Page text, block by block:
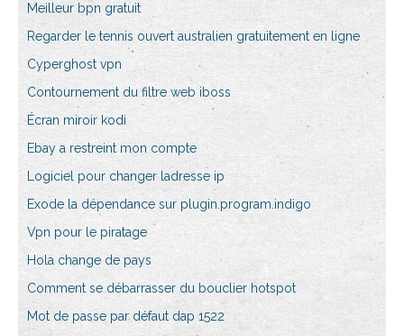
Meilleur bpn gratuit
Regarder le tennis ouvert australien gratuitement en ligne
Cyperghost vpn
Contournement du filtre web iboss
Écran miroir kodi
Ebay a restreint mon compte
Logiciel pour changer ladresse ip
Exode la dépendance sur plugin.program.indigo
Vpn pour le piratage
Hola change de pays
Comment se débarrasser du bouclier hotspot
Mot de passe par défaut dap 1522